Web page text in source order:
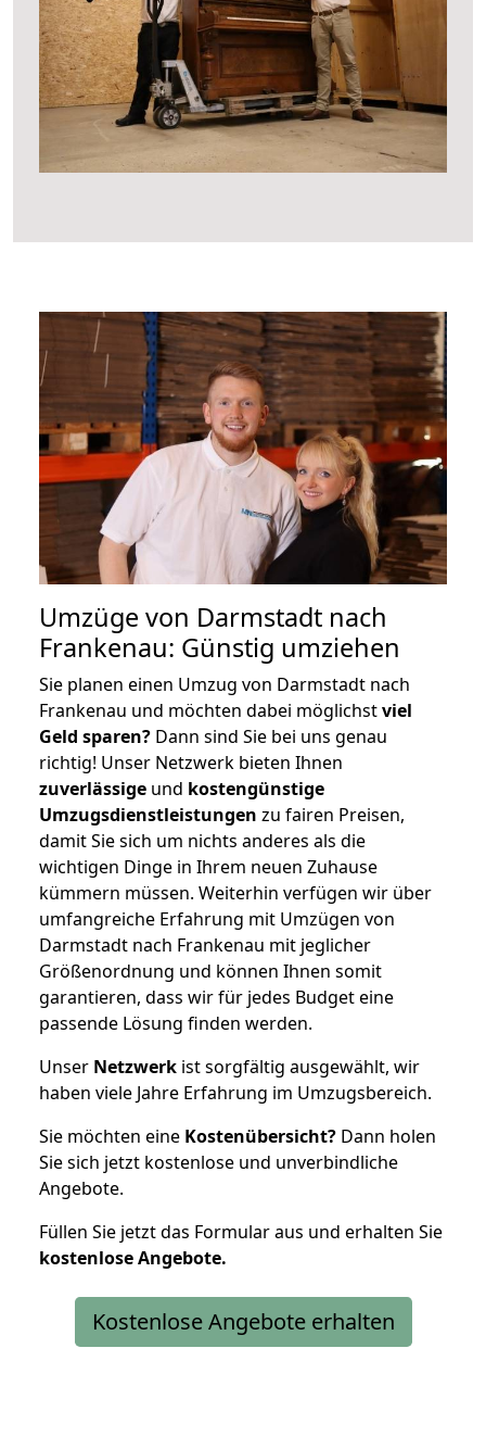
Umzüge von Darmstadt nach
Frankenau: Günstig umziehen
Sie planen einen Umzug von Darmstadt nach
Frankenau und möchten dabei möglichstviel
Geld sparen? Dann sind Sie bei uns genau
richtig! Unser Netzwerk bieten Ihnen
zuverlässige und kostengünstige
Umzugsdienstleistungen zu fairen Preisen,
damit Sie sich um nichts anderes als die
wichtigen Dinge in Ihrem neuen Zuhause
kümmern müssen. Weiterhin verfügen wir über
umfangreiche Erfahrung mit Umzügen von
Darmstadt nach Frankenau mit jeglicher
Größenordnung und können Ihnen somit
garantieren, dass wir für jedes Budget eine
passende Lösung finden werden.
Unser Netzwerk ist sorgfältig ausgewählt, wir
haben viele Jahre Erfahrung im Umzugsbereich.
Sie möchten eine Kostenübersicht? Dann holen
Sie sich jetzt kostenlose und unverbindliche
Angebote.
Füllen Sie jetzt das Formular aus und erhalten Sie
kostenloseAngebote.
Kostenlose Angebote erhalten